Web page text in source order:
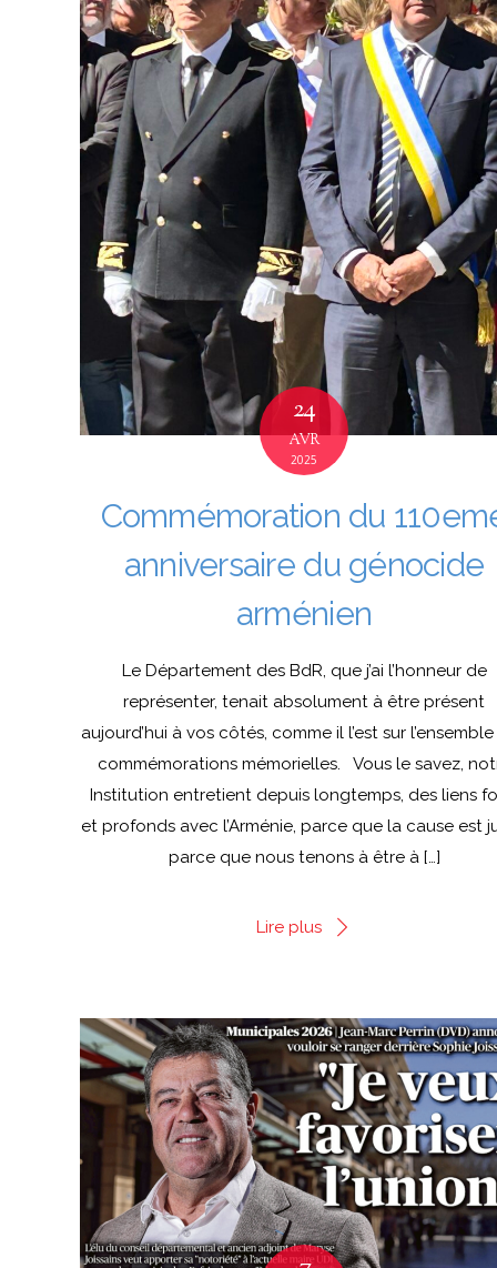
24
AVR
2025
Commémoration du
anniversaire du génocide
arménien
Le Département des BdR, que j’ai l’honneur de
représenter, tenait absolument à être présent
aujourd’hui à vos côtés, comme il l’est sur
commémorations mémorielles. Vous le savez,
Institution entretient depuis longtemps, des liens
et profonds avec l’Arménie, parce que la cause est
parce que nous tenons à être à […]
Lire plus